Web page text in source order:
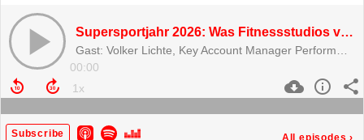
Supersportjahr 2026: Was Fitnessstudios vom Spitzensport lernen können
00:00
Subscribe All episodes ›